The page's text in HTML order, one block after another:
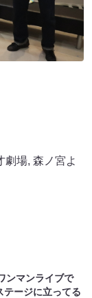
劇場, 森ノ宮よ
ンマンライブで
テージに立ってる